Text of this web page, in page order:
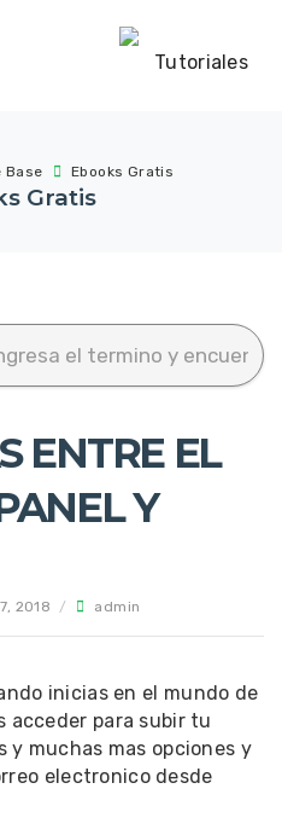
Base Ebooks Gratis
Gratis
ENTRE EL
Y
2018 / admin
inicias en el mundo de
acceder para subir tu
y muchas mas opciones y
electronico desde